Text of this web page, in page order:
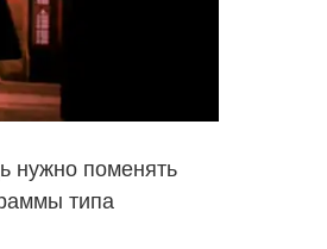
нужно поменять
типа